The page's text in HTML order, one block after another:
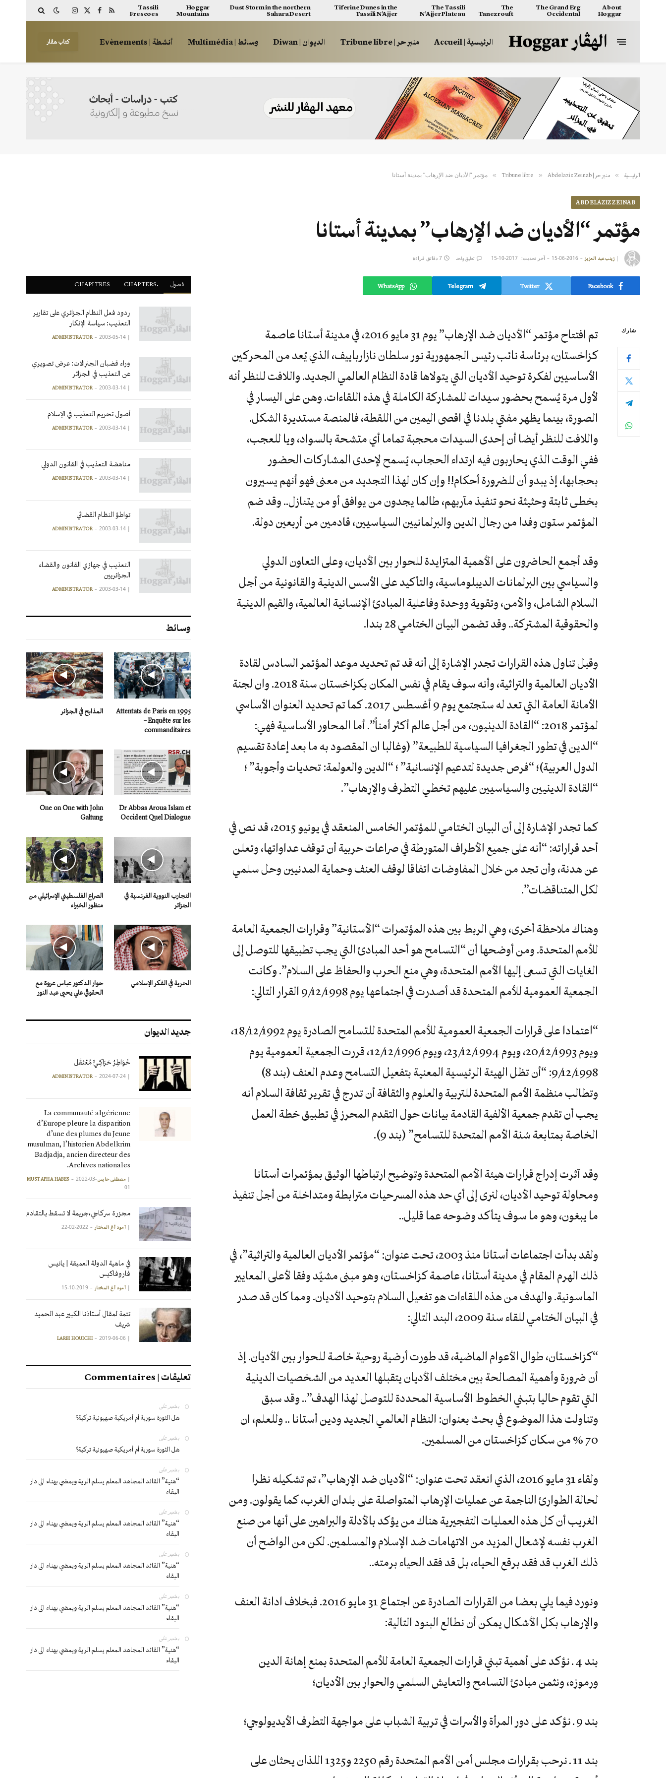
About
Hoggar
The Grand Erg
Occidental
The
Tanezrouft
The Tassili
N’Ajjer Plateau
Tiferine Dunes in the
Tassili N’Ajjer
Dust Storm in the northern
Sahara Desert
Hoggar
Mountains
Tassili
Frescoes
RSS
Facebook
X
Instagram
الرئيسية | Accueil منبر حر | Tribune libre الديوان | Diwan وسائط | Multimédia أنشطة | Evènements كتاب هڤار
الرئيسية » منبر حر | Tribune libre » Abdelaziz Zeinab
» مؤتمر “الأديان ضد الإرهاب” بمدينة أستانا
ABDELAZIZ ZEINAB
مؤتمر “الأديان ضد الإرهاب” بمدينة أستانا
| زينب عبد العزيز 2016-06-15 آخر تحديث: 2017-10-15 تعليق واحد 7 دقائق قراءة
Facebook
Twitter
Telegram
WhatsApp
شارك
تم افتتاح مؤتمر “الأديان ضد الإرهاب” يوم 31 مايو 2016، في مدينة أستانا عاصمة
كزاخستان، برئاسة نائب رئيس الجمهورية نور سلطان نازارباييف، الذي يُعد من المحركين
الأساسيين لفكرة توحيد الأديان التي يتولاها قادة النظام العالمي الجديد. واللافت للنظر أنه
لأول مرة يُسمح بحضور سيدات للمشاركة الكاملة في هذه اللقاءات. وهن على اليسار في
الصورة، بينما يظهر مفتي بلدنا في اقصى اليمين من اللقطة، فالمنصة مستديرة الشكل.
واللافت للنظر أيضا أن إحدى السيدات محجبة تماما أي متشحة بالسواد، ويا للعجب،
ففي الوقت الذي يحاربون فيه ارتداء الحجاب، يُسمح لإحدى المشاركات الحضور
بحجابها، إذ يبدو أن للضرورة أحكام!! وإن كان لهذا التجديد من معنى فهو أنهم يسيرون
بخطى ثابتة وحثيثة نحو تنفيذ مآربهم، طالما يجدون من يوافق أو من يتنازل.. وقد ضم
المؤتمر ستون وفدا من رجال الدين والبرلمانيين السياسيين، قادمين من أربعين دولة.
وقد أجمع الحاضرون على الأهمية المتزايدة للحوار بين الأديان، وعلى التعاون الدولي
والسياسي بين البرلمانات الديبلوماسية، والتأكيد على الأسس الدينية والقانونية من أجل
السلام الشامل، والأمن، وتقوية ووحدة وفاعلية المبادئ الإنسانية العالمية، والقيم الدينية
والحقوقية المشتركة.. وقد تضمن البيان الختامي 28 بندا.
وقبل تناول هذه القرارات تجدر الإشارة إلى أنه قد تم تحديد موعد المؤتمر السادس لقادة
الأديان العالمية والتراثية، وأنه سوف يقام في نفس المكان بكزاخستان سنة 2018. وان لجنة
الأمانة العامة التي تعد له ستجتمع يوم 9 أغسطس 2017. كما تم تحديد العنوان الأساسي
لمؤتمر 2018: “القادة الدينيون، من أجل عالم أكثر أمناً”. أما المحاور الأساسية فهي:
“الدين في تطور الجغرافيا السياسية للطبيعة” (وغالبا ان المقصود به ما بعد إعادة تقسيم
الدول العربية)؛ “فرص جديدة لتدعيم الإنسانية” ؛ “الدين والعولمة: تحديات وأجوبة” ؛
“القادة الدينيين والسياسيين عليهم تخطي التطرف والإرهاب”.
كما تجدر الإشارة إلى أن البيان الختامي للمؤتمر الخامس المنعقد في يونيو 2015، قد نص في
أحد قراراته: “أنه على جميع الأطراف المتورطة في صراعات حربية أن توقف عداواتها، وتعلن
عن هدنة، وأن تجد من خلال المفاوضات اتفاقا لوقف العنف وحماية المدنيين وحل سلمي
لكل المتناقضات”.
وهناك ملاحظة أخرى، وهي الربط بين هذه المؤتمرات “الأستانية” وقرارات الجمعية العامة
للأمم المتحدة. ومن أوضحها أن “التسامح هو أحد المبادئ التي يجب تطبيقها للتوصل إلى
الغايات التي تسعى إليها الأمم المتحدة، وهي منع الحرب والحفاظ على السلام”. وكانت
الجمعية العمومية للأمم المتحدة قد أصدرت في اجتماعها يوم 9/12/1998 القرار التالي:
“اعتمادا على قرارات الجمعية العمومية للأمم المتحدة للتسامح الصادرة يوم 18/12/1992،
ويوم 20/12/1993، ويوم 23/12/1994، ويوم 12/12/1996، قررت الجمعية العمومية يوم
9/12/1998: “أن تظل الهيئة الرئيسية المعنية بتفعيل التسامح وعدم العنف (بند 8)
وتطالب منظمة الأمم المتحدة للتربية والعلوم والثقافة أن تدرج في تقرير ثقافة السلام أنه
يجب أن تقدم جمعية الألفية القادمة بيانات حول التقدم المحرز في تطبيق خطة العمل
الخاصة بمتابعة سُنة الأمم المتحدة للتسامح” (بند 9).
وقد آثرت إدراج قرارات هيئة الأمم المتحدة وتوضيح ارتباطها الوثيق بمؤتمرات أستانا
ومحاولة توحيد الأديان، لنرى إلى أي حد هذه المسرحيات مترابطة ومتداخلة من أجل تنفيذ
ما يبغون، وهو ما سوف يتأكد وضوحه عما قليل..
ولقد بدأت اجتماعات أستانا منذ 2003، تحت عنوان: “مؤتمر الأديان العالمية والتراثية”، في
ذلك الهرم المقام في مدينة أستانا، عاصمة كزاخستان، وهو مبنى مشيّد وفقا لأعلى المعايير
الماسونية. والهدف من هذه اللقاءات هو تفعيل السلام بتوحيد الأديان. ومما كان قد صدر
في البيان الختامي للقاء سنة 2009، البند التالي:
“كزاخستان، طوال الأعوام الماضية، قد طورت أرضية روحية خاصة للحوار بين الأديان. إذ
أن ضرورة وأهمية المصالحة بين مختلف الأديان يتقبلها العديد من الشخصيات الدينية
التي تقوم حاليا بتبني الخطوط الأساسية المحددة للتوصل لهذا الهدف”.. وقد سبق
وتناولت هذا الموضوع في بحث بعنوان: النظام العالمي الجديد ودين أستانا .. وللعلم، ان
70 % من سكان كزاخستان من المسلمين.
ولقاء 31 مايو 2016، الذي انعقد تحت عنوان: “الأديان ضد الإرهاب”، تم تشكيله نظرا
لحالة الطوارئ الناجمة عن عمليات الإرهاب المتواصلة على بلدان الغرب، كما يقولون. ومن
الغريب أن كل هذه العمليات التفجيرية هناك من يؤكد بالأدلة والبراهين على أنها من صنع
الغرب نفسه لإشعال المزيد من الاتهامات ضد الإسلام والمسلمين. لكن من الواضح أن
ذلك الغرب قد فقد برقع الحياء، بل قد فقد الحياء برمته..
ونورد فيما يلي بعضا من القرارات الصادرة عن اجتماع 31 مايو 2016. فبخلاف ادانة العنف
والإرهاب بكل الأشكال يمكن أن نطالع البنود التالية:
بند 4 ـ نؤكد على أهمية تبني قرارات الجمعية العامة للأمم المتحدة بمنع إهانة الدين
ورموزه، ونثمن مبادئ التسامح والتعايش السلمي والحوار بين الأديان؛
بند 9 ـ نؤكد على دور المرأة والأسرات في تربية الشباب على مواجهة التطرف الأيديولوجي؛
بند 11 ـ نرحب بقرارات مجلس أمن الأمم المتحدة رقم 2250 و1325 اللذان يحثان على
فصول CHAPITRES
ردود فعل النظام الجزائري على تقارير
التعذيب: سياسة الإنكار
|
ADMINISTRATOR 2003-05-14
وراء قضبان الجنرالات: عرض تصويري
عن التعذيب في الجزائر
|
ADMINISTRATOR 2003-03-14
أصول تحريم التعذيب في الإسلام
|
ADMINISTRATOR 2003-03-14
مناهضة التعذيب في القانون الدولي
|
ADMINISTRATOR 2003-03-14
تواطؤ النظام القضائي
|
ADMINISTRATOR 2003-03-14
التعذيب في جهازي القانون والقضاء
الجزائريين
|
ADMINISTRATOR 2003-03-14
وسائط
Attentats de Paris en 1995
– Enquête sur les
commanditaires
المذابح في الجزائر
Dr Abbas Aroua Islam et
Occident Quel Dialogue
One on One with John
Galtung
التجارب النووية الفرنسية في
الجزائر
الصراع الفلسطيني الإسرائيلي من
منظور الخبراء
الحرية في الفكر الإسلامي
حوار الدكتور عباس عروة مع
الحقوقي علي يحيى عبد النور
جديد الديوان
خَوَاطِرُ حَرَاكِـيٍّ مُعْتَقَل
|
ADMINISTRATOR 2024-07-24
La communauté algérienne
d’Europe pleure la disparition
d’une des plumes du Jeune
musulman, l’historien Abdelkrim
Badjadja, ancien directeur des
Archives nationales.
| مصطفى حابس MUSTAPHA HABES2022-03-
01
مجزرة سركاجي،جريمة لا تسقط بالتقادم
| آمود أغ المختار 2022-02-22
في ماهية الدولة العميقة | يانيس
فاروفاكيس
| آمود أغ المختار 2019-10-15
تتمة لمقال أستاذنا الكبير عبد الحميد
شريف
|
LARBI HOUICHI 2019-06-06
تعليقات | Commentaires
بشير على
هل الثورة سورية أم أمريكية صهيونية تركية؟
بشير على
هل الثورة سورية أم أمريكية صهيونية تركية؟
بشير على
“هنية” القائد المجاهد المعلم يسلم الراية ويمضي بهناء الى دار
البقاء
بشير على
“هنية” القائد المجاهد المعلم يسلم الراية ويمضي بهناء الى دار
البقاء
بشير على
“هنية” القائد المجاهد المعلم يسلم الراية ويمضي بهناء الى دار
البقاء
بشير على
“هنية” القائد المجاهد المعلم يسلم الراية ويمضي بهناء الى دار
البقاء
بشير على
“هنية” القائد المجاهد المعلم يسلم الراية ويمضي بهناء الى دار
البقاء